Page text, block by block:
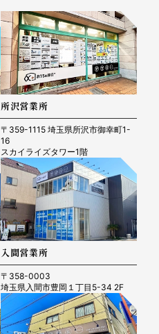
所沢営業所
〒359-1115 埼玉県所沢市御幸町1-
16
スカイライズタワー1階
入間営業所
〒358-0003
埼玉県入間市豊岡１丁目5-34 2F